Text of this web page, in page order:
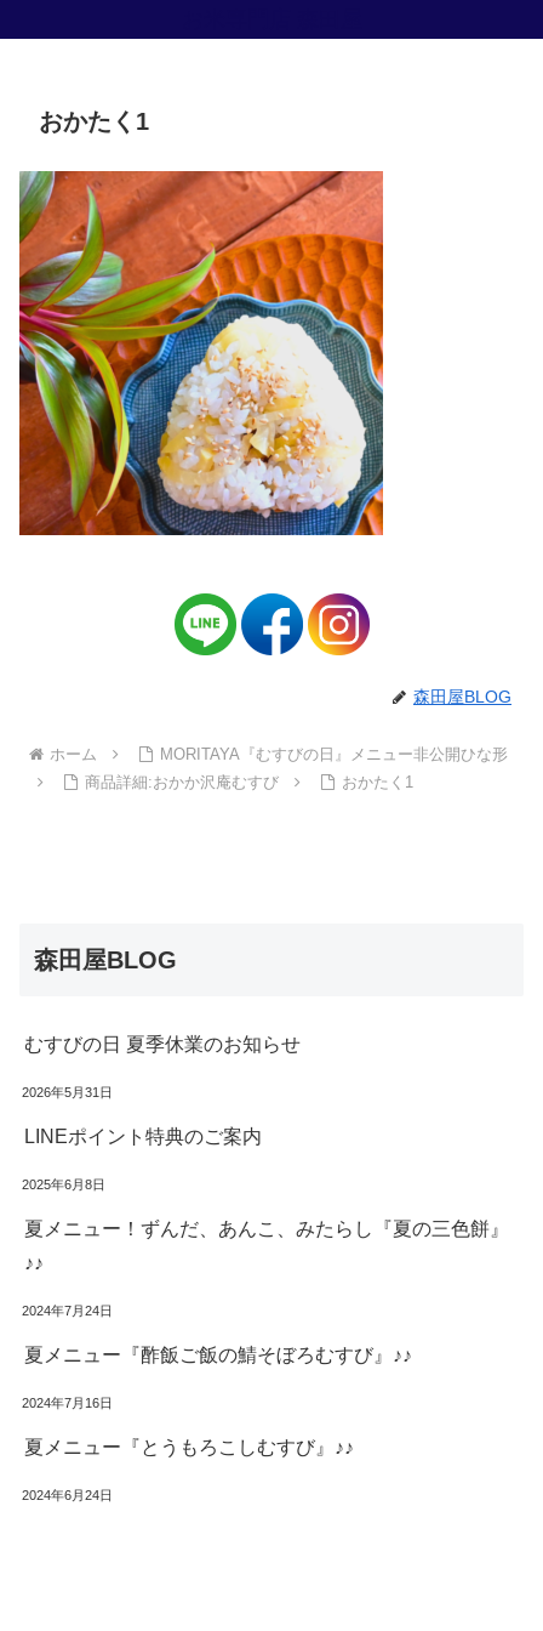
おかたく1
森田屋BLOG
ホーム
MORITAYA『むすびの日』メニュー非公開ひな形
商品詳細:おかか沢庵むすび
おかたく1
森田屋BLOG
むすびの日 夏季休業のお知らせ
2026年5月31日
LINEポイント特典のご案内
2025年6月8日
夏メニュー！ずんだ、あんこ、みたらし『夏の三色餅』
♪♪
2024年7月24日
夏メニュー『酢飯ご飯の鯖そぼろむすび』♪♪
2024年7月16日
夏メニュー『とうもろこしむすび』♪♪
2024年6月24日